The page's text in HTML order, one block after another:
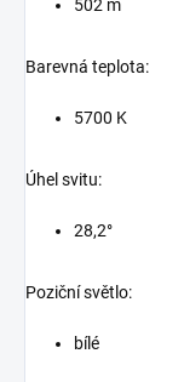
502 m
Barevná teplota:
5700 K
Úhel svitu:
28,2°
Poziční světlo:
bílé